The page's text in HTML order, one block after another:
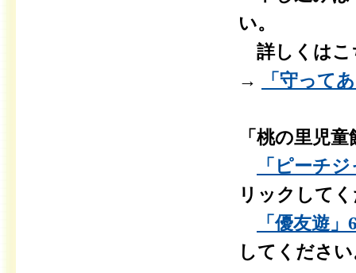
い。
詳しくはこ
→
「守って
「桃の里児
「ピーチ
リックして
「優友遊
してくださ